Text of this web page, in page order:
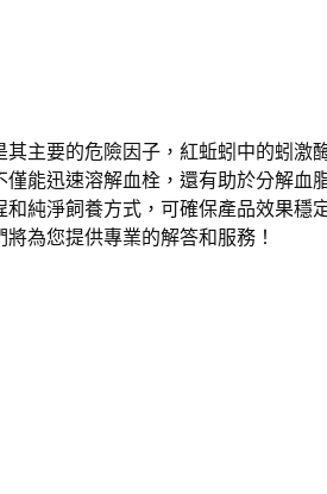
主要的危險因子，紅蚯蚓中的蚓激
能迅速溶解血栓，還有助於分解血
純淨飼養方式，可確保產品效果穩
為您提供專業的解答和服務！